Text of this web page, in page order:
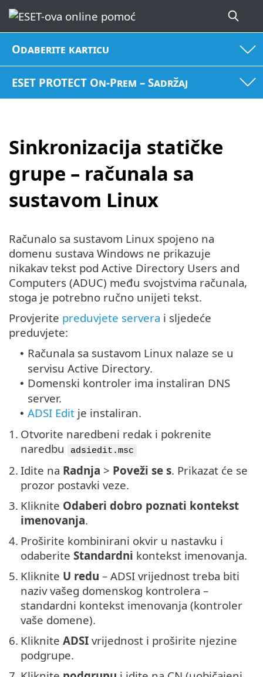
Odaberite karticu
ESET PROTECT On-Prem – Sadržaj
Sinkronizacija statičke
grupe – računala sa
sustavom Linux
Računalo sa sustavom Linux spojeno na
domenu sustava Windows ne prikazuje
nikakav tekst pod Active Directory Users and
Computers (ADUC) među svojstvima računala,
stoga je potrebno ručno unijeti tekst.
Provjerite preduvjete servera i sljedeće
preduvjete:
• Računala sa sustavom Linux nalaze se u
servisu Active Directory.
• Domenski kontroler ima instaliran DNS
server.
• ADSI Edit je instaliran.
1. Otvorite naredbeni redak i pokrenite
naredbu
adsiedit.msc
2. Idite na Radnja > Poveži se s. Prikazat će se
prozor postavki veze.
3. Kliknite Odaberi dobro poznati kontekst
imenovanja.
4. Proširite kombinirani okvir u nastavku i
odaberite Standardni kontekst imenovanja.
5. Kliknite U redu – ADSI vrijednost treba biti
naziv vašeg domenskog kontrolera –
standardni kontekst imenovanja (kontroler
vaše domene).
6. Kliknite ADSI vrijednost i proširite njezine
podgrupe.